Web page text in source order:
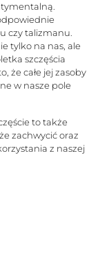
czy talizmanu.
tylko na nas, ale
szczęścia
że całe jej zasoby
w nasze pole
to także
zachwycić oraz
z naszej